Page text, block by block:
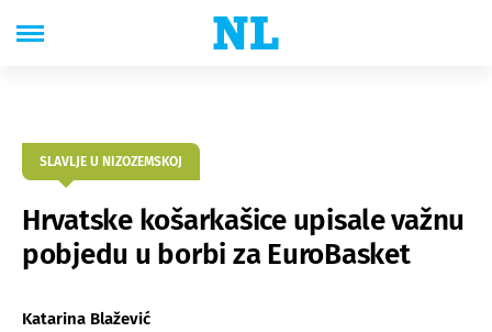
SLAVLJE U NIZOZEMSKOJ
Hrvatske košarkašice upisale važnu
pobjedu u borbi za EuroBasket
Katarina Blažević